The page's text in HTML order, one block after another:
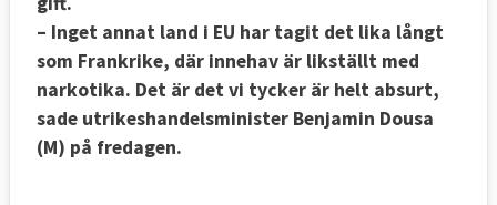
– Inget annat land i EU har tagit det lika långt
som Frankrike, där innehav är likställt med
narkotika. Det är det vi tycker är helt absurt,
sade utrikeshandelsminister Benjamin Dousa
(M) på fredagen.